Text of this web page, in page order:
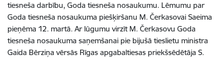
tiesneša darbību, Goda tiesneša nosaukumu. Lēmumu par
Goda tiesneša nosaukuma piešķiršanu M. Čerkasovai Saeima
pieņēma 12. martā. Ar lūgumu virzīt M. Čerkasovu Goda
tiesneša nosaukuma saņemšanai pie bijušā tieslietu ministra
Gaida Bērziņa vērsās Rīgas apgabaltiesas priekšsēdētāja S.